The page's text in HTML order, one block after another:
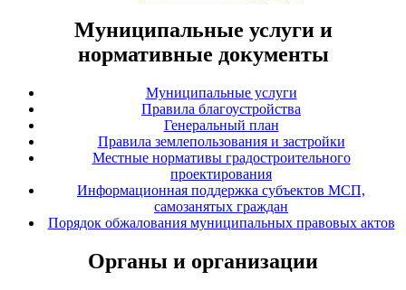
Муниципальные услуги и
нормативные документы
Муниципальные услуги
Правила благоустройства
Генеральный план
Правила землепользования и застройки
Местные нормативы градостроительного
проектирования
Информационная поддержка субъектов МСП,
самозанятых граждан
Порядок обжалования муниципальных правовых актов
Органы и организации